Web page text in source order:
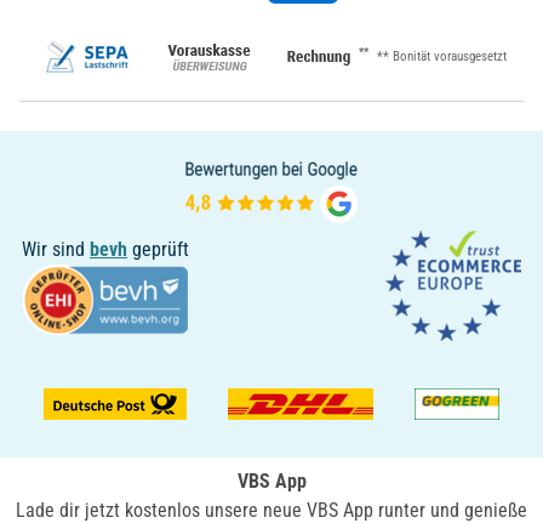
** ** Bonität vorausgesetzt
Wir sind bevh geprüft
VBS App
Lade dir jetzt kostenlos unsere neue VBS App runter und genieße